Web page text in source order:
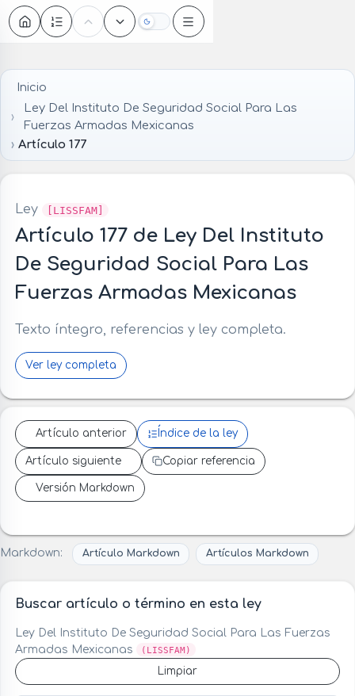
Oscuro
Inicio
Ley Del Instituto De Seguridad Social Para Las
Fuerzas Armadas Mexicanas
Artículo 177
Ley [LISSFAM]
Artículo 177 de Ley Del Instituto
De Seguridad Social Para Las
Fuerzas Armadas Mexicanas
Texto íntegro, referencias y ley completa.
Ver ley completa
Artículo anterior Índice de la ley
Artículo siguiente Copiar referencia
Versión Markdown
Markdown: Artículo Markdown Artículos Markdown
Buscar artículo o término en esta ley
Ley Del Instituto De Seguridad Social Para Las Fuerzas
Armadas Mexicanas
(LISSFAM)
Limpiar